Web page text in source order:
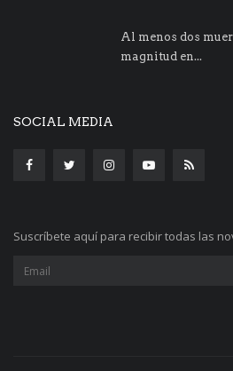
Al menos dos
magnitud en...
SOCIAL MEDIA
Suscríbete aquí para recibir todas las